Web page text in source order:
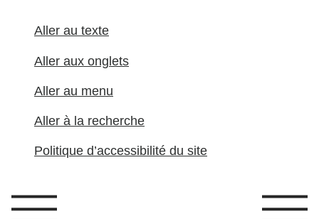
Aller au texte
Aller aux onglets
Aller au menu
Aller à la recherche
Politique d’accessibilité du site